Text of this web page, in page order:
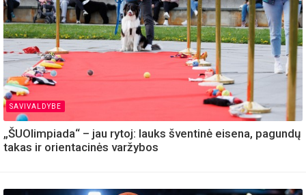
SAVIVALDYBE
„ŠUOlimpiada“ – jau rytoj: lauks šventinė eisena, pagundų
takas ir orientacinės varžybos